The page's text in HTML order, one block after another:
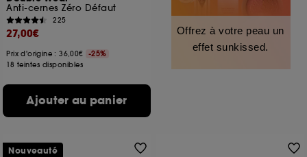
Anti-cernes Zéro Défaut
225
27,00€
Prix d'origine : 36,00€
-25%
18 teintes disponibles
Ajouter au panier
Offrez à votre peau un
effet sunkissed.
Nouveauté